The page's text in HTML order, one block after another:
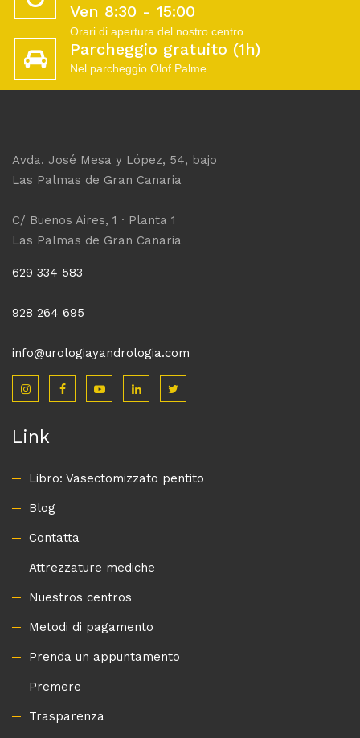
Ven 8:30 - 15:00
Orari di apertura del nostro centro
Parcheggio gratuito (1h)
Nel parcheggio Olof Palme
Avda. José Mesa y López, 54, bajo
Las Palmas de Gran Canaria
C/ Buenos Aires, 1 · Planta 1
Las Palmas de Gran Canaria
629 334 583
928 264 695
info@urologiayandrologia.com
Link
Libro: Vasectomizzato pentito
Blog
Contatta
Attrezzature mediche
Nuestros centros
Metodi di pagamento
Prenda un appuntamento
Premere
Trasparenza